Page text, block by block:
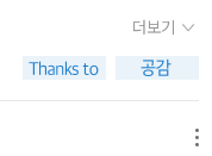
나고 먼지가 잔뜩 묻어
할까? <몬스터 내니>
핀란드 아동 소설 중 최
한다. 또 한 편의 재밌고
성함]
군가로부터 쫓기고 있는
몬스터의 정체가 너무도
설 최고의 화제작이라고
인공은 헬멘네 아이들이
더보기